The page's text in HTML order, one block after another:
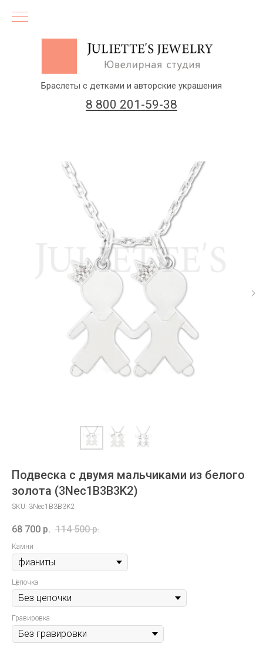
Заказать звонок
8 800 201-59-38
(бесплатный звонок по России)
Браслеты с детками и авторские украшения
Подвеска с двумя мальчиками из белого
золота (3Nec1B3B3K2)
SKU: 3Nec1B3B3K2
68 700 р. 114 500 р.
Камни
Цепочка
Гравировка